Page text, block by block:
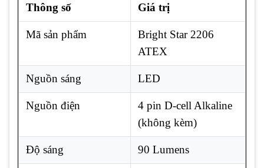
Thông số Giá trị
Mã sản phẩm
Bright Star 2206
ATEX
Nguồn sáng LED
Nguồn điện
4 pin D-cell Alkaline
(không kèm)
Độ sáng 90 Lumens